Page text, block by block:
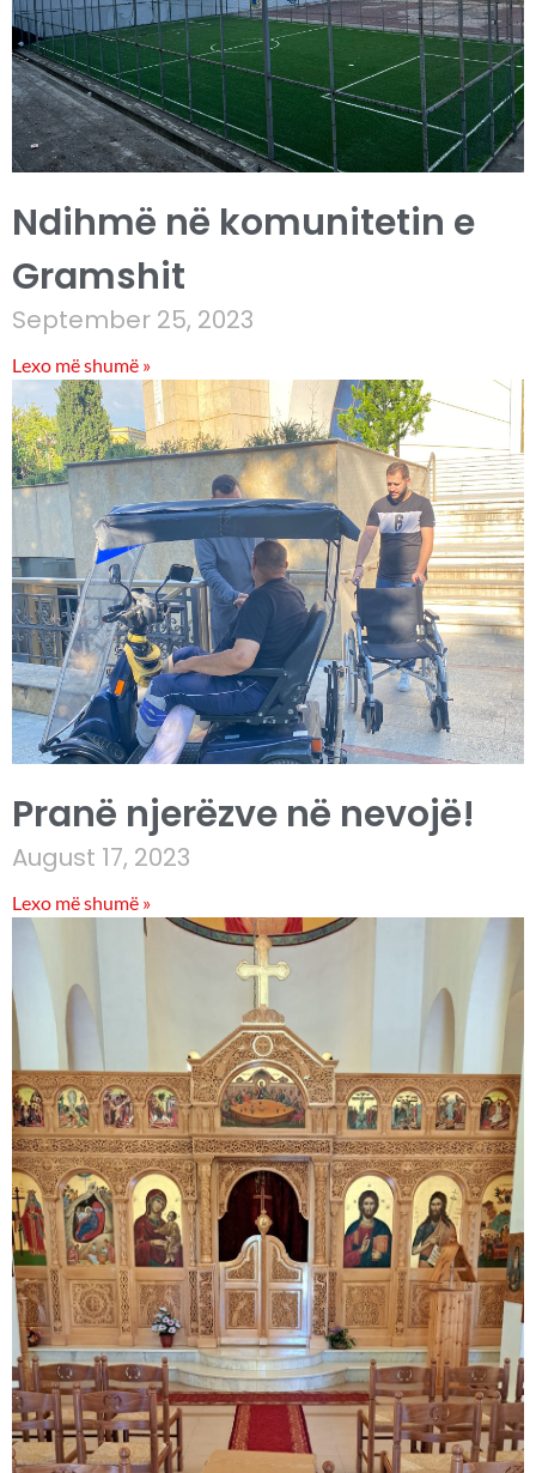
Ndihmë në komunitetin e
Gramshit
September 25, 2023
Lexo më shumë »
Pranë njerëzve në nevojë!
August 17, 2023
Lexo më shumë »